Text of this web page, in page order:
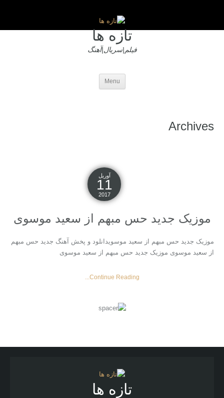
تازه ها
فیلم|سریال|آهنگ
Menu
Archives
آوریل
11
2017
موزیک جدید حس مبهم از سعید موسوی
موزیک جدید حس مبهم از سعید موسویدانلود و پخش آهنگ جدید حس مبهم
از سعید موسوی موزیک جدید حس مبهم از سعید موسوی
Continue Reading...
تازه ها